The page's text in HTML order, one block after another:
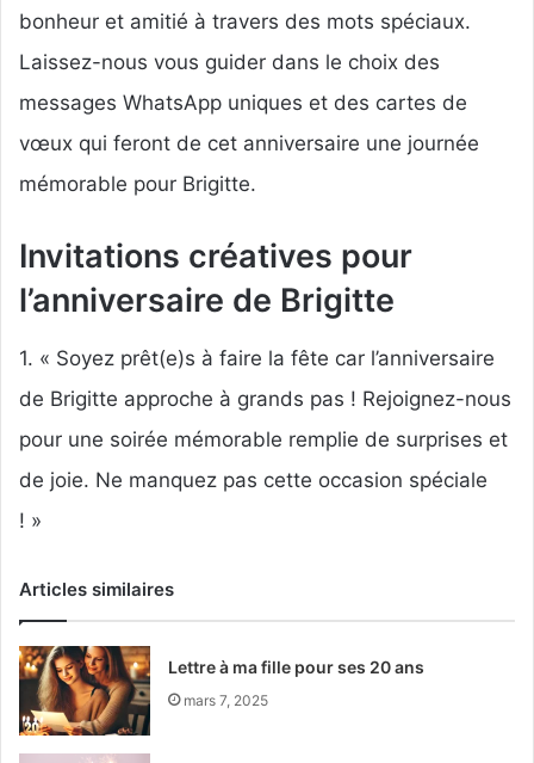
bonheur et amitié à travers des mots spéciaux.
Laissez-nous vous guider dans le choix des
messages WhatsApp uniques et des cartes de
vœux qui feront de cet anniversaire une journée
mémorable pour Brigitte.
Invitations créatives pour
l’anniversaire de Brigitte
1. « Soyez prêt(e)s à faire la fête car l’anniversaire
de Brigitte approche à grands pas ! Rejoignez-nous
pour une soirée mémorable remplie de surprises et
de joie. Ne manquez pas cette occasion spéciale
! »
Articles similaires
Lettre à ma fille pour ses 20 ans
mars 7, 2025